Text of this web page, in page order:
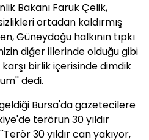
Bakanı Faruk Çelik,
ortadan kaldırmış
Güneydoğu halkının tıpkı
diğer illerinde olduğu gibi
birlik içerisinde dimdik
dedi.
Bursa'da gazetecilere
terörün 30 yıldır
30 yıldır can yakıyor,